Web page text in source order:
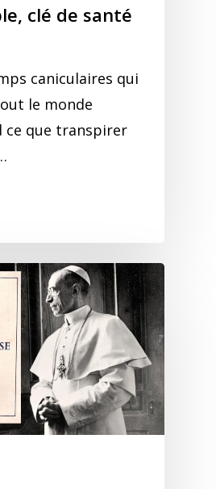
clé de santé
caniculaires qui
le monde
ce que transpirer